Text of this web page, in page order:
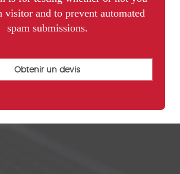
visitor and to prevent automated
spam submissions.